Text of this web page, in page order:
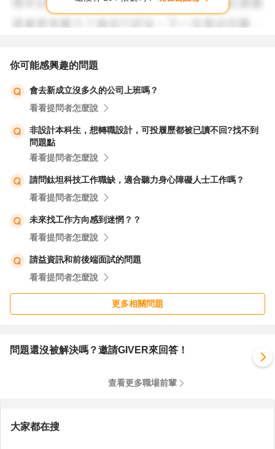
你可能感興趣的問題
會去新成立沒多久的公司上班嗎？
看看提問者怎麼說
非設計本科生，想轉職設計，可投履歷都被已讀不回?找不到
問題點
看看提問者怎麼說
請問鈦坦科技工作職缺，適合聽力身心障礙人士工作嗎？
看看提問者怎麼說
未來找工作方向感到迷惘？？
看看提問者怎麼說
請益資訊和前後端面試的問題
看看提問者怎麼說
更多相關問題
問題還沒被解決嗎？邀請GIVER來回答！
查看更多職場前輩
大家都在搜